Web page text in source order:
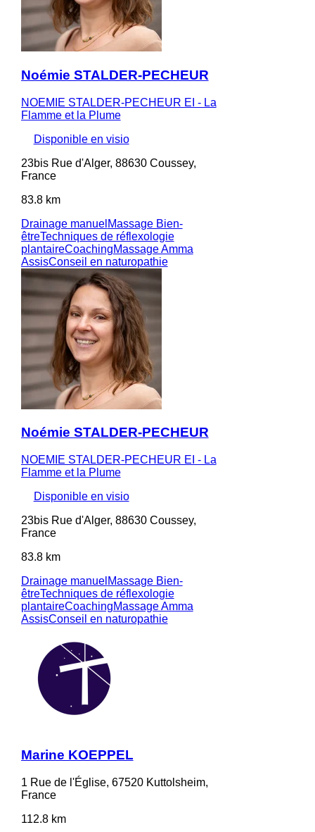
Noémie STALDER-PECHEUR
NOEMIE STALDER-PECHEUR EI - La
Flamme et la Plume
Disponible en visio
23bis Rue d'Alger, 88630 Coussey,
France
83.8 km
Drainage manuel Massage Bien-
êtreTechniques de réflexologie
plantaireCoachingMassage Amma
AssisConseil en naturopathie
Noémie STALDER-PECHEUR
NOEMIE STALDER-PECHEUR EI - La
Flamme et la Plume
Disponible en visio
23bis Rue d'Alger, 88630 Coussey,
France
83.8 km
Drainage manuel Massage Bien-
êtreTechniques de réflexologie
plantaireCoachingMassage Amma
AssisConseil en naturopathie
Marine KOEPPEL
1 Rue de l'Église, 67520 Kuttolsheim,
France
112.8 km